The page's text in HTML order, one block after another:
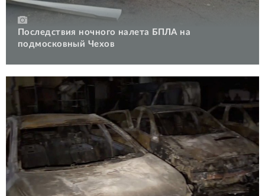
Последствия ночного налета БПЛА на
подмосковный Чехов